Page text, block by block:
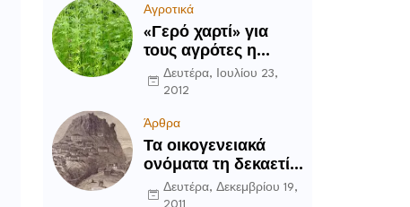
Αγροτικά
«Γερό χαρτί» για
τους αγρότες η
καλλιέργεια του
κενάφ
Δευτέρα, Ιουλίου 23,
2012
Άρθρα
Τα οικογενειακά
ονόματα τη δεκαετία
του ’90 στην
Περιοχή Δομοκού
Δευτέρα, Δεκεμβρίου 19,